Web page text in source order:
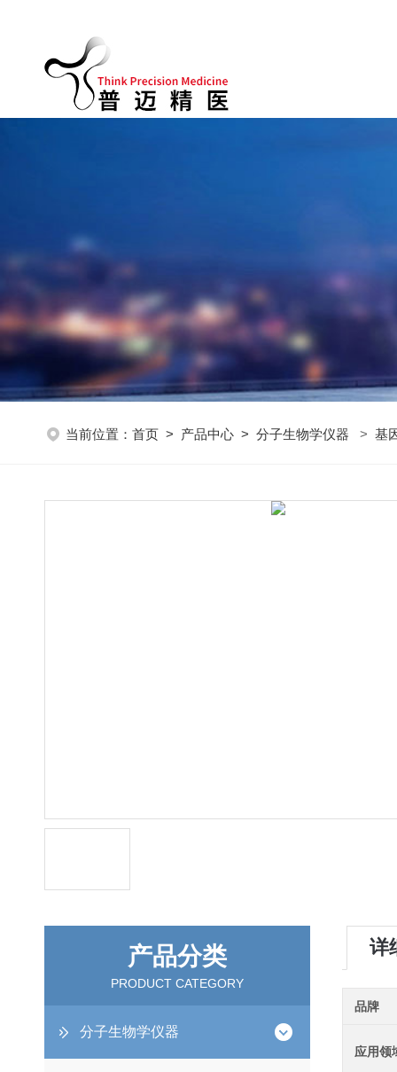
当前位置： 首页 > 产品中心 > 分子生物学仪器 > 基
产品分类
PRODUCT CATEGORY
分子生物学仪器
详
品牌
应用领